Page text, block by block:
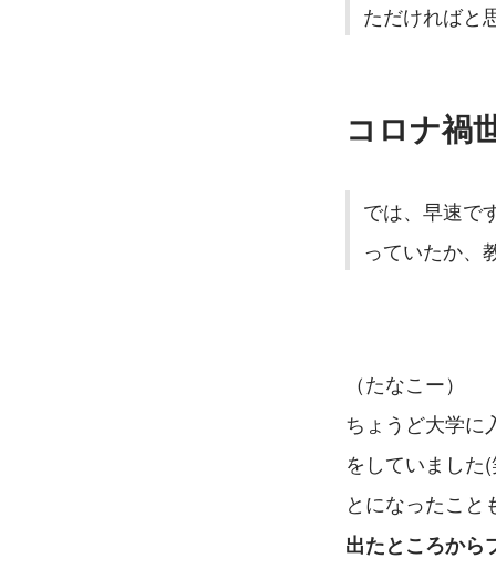
ただければと
コロナ禍
では、早速で
っていたか、
（たなこー）
ちょうど大学に
をしていました
とになったこと
出たところから